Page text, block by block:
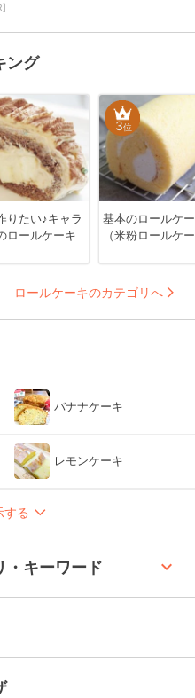
ング
りたい♪キャラ
ロールケーキ
3位
基本のロールケ
（米粉ロールケ
ロールケーキのカテゴリへ
バナナケーキ
レモンケーキ
する
・キーワード keyboard_arrow_up